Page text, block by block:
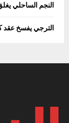
النجم الساحلي
الترجي يفسخ عقد